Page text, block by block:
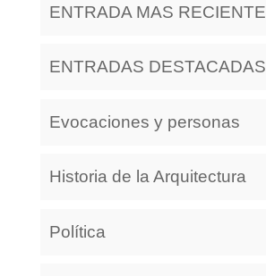
ENTRADA MAS RECIENTE
ENTRADAS DESTACADAS
Evocaciones y personas
Historia de la Arquitectura
Política